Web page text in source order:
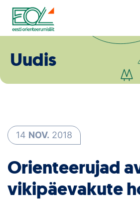
Liigu
sisu
juurde
Estonian Orienteering Federation
Uudis
14 NOV. 2018
Orienteerujad
vikipäevakute